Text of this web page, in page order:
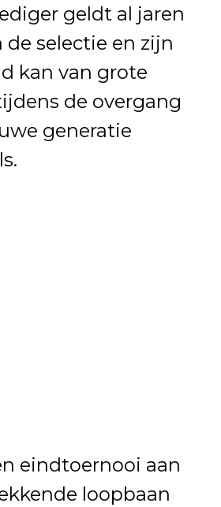
geldt al jaren
de selectie en zijn
kan van grote
de overgang
generatie
eindtoernooi aan
loopbaan